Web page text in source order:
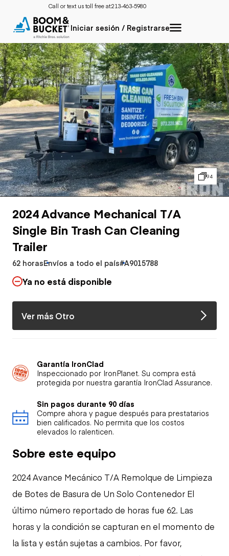
Call or text us toll free at:213-463-5980
Iniciar sesión / Registrarse
94
2024 Advance Mechanical T/A
Single Bin Trash Can Cleaning
Trailer
62 horasEnvíos a todo el país#A9015788
Ya no está disponible
Ver más Otro
Garantía IronClad
Inspeccionado por IronPlanet. Su compra está
protegida por nuestra garantía IronClad Assurance.
Sin pagos durante 90 días
Compre ahora y pague después para prestatarios
bien calificados. No permita que los costos
elevados lo ralenticen.
Sobre este equipo
2024 Avance Mecánico T/A Remolque de Limpieza
de Botes de Basura de Un Solo Contenedor El
último número reportado de horas fue 62. Las
horas y la condición se capturan en el momento de
la lista y están sujetas a cambios. Por favor,